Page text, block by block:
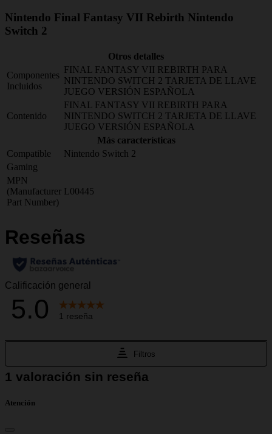
Nintendo Final Fantasy VII Rebirth Nintendo
Switch 2
Otros detalles
Componentes
Incluidos
FINAL FANTASY VII REBIRTH PARA
NINTENDO SWITCH 2 TARJETA DE LLAVE
JUEGO VERSIÓN ESPAÑOLA
Contenido
FINAL FANTASY VII REBIRTH PARA
NINTENDO SWITCH 2 TARJETA DE LLAVE
JUEGO VERSIÓN ESPAÑOLA
Más características
Compatible
Nintendo Switch 2
Gaming
MPN
(Manufacturer
Part Number)
L00445
Atención